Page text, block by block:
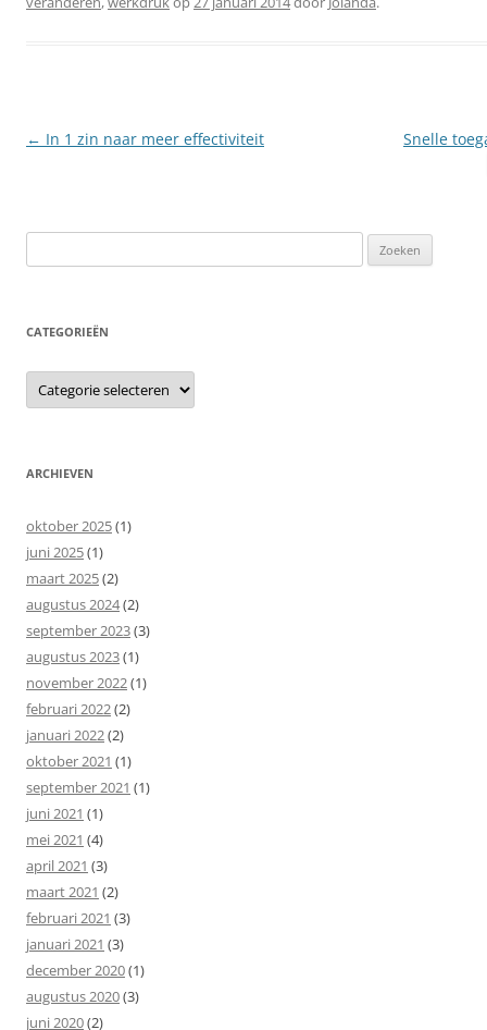
Berichtnavigatie
← In 1 zin naar meer effectiviteit Snelle
naar:
CATEGORIEËN
Categorieën
ARCHIEVEN
oktober 2025(1)
juni 2025(1)
maart 2025(2)
augustus 2024(2)
september 2023(3)
augustus 2023(1)
november 2022(1)
februari 2022(2)
januari 2022(2)
oktober 2021 (1)
september 2021 (1)
juni 2021 (1)
mei 2021 (4)
april 2021 (3)
maart 2021 (2)
februari 2021 (3)
januari 2021 (3)
december 2020(1)
augustus 2020(3)
juni 2020(2)